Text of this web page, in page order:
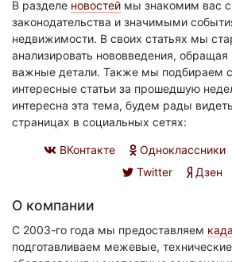
В разделе новостей мы знакомим вас
законодательства и значимыми
недвижимости. В своих статьях мы
анализировать нововведения,
важные детали. Также мы подбираем
интересные статьи за прошедшую
интересна эта тема, будем рады
страницах в социальных сетях:
ВКонтакте Одноклассники
Twitter
Дзен
О компании
С 2003-го года мы предоставляем
подготавливаем межевые,